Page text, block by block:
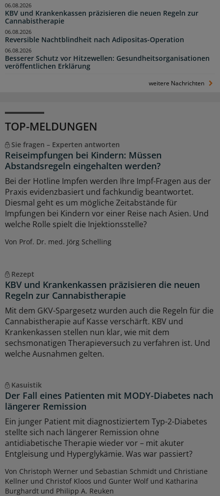
KBV und Krankenkassen präzisieren die neuen Regeln zur
Cannabistherapie
06.08.2026
Reversible Nachtblindheit nach Adipositas-Operation
06.08.2026
Besserer Schutz vor Hitzewellen: Gesundheitsorganisationen
veröffentlichen Erklärung
06.08.2026
weitere Nachrichten
TOP-MELDUNGEN
Sie fragen – Experten antworten
Reiseimpfungen bei Kindern: Müssen
Abstandsregeln eingehalten werden?
Bei der Hotline Impfen werden Ihre Impf-Fragen aus der
Praxis evidenzbasiert und fachkundig beantwortet.
Diesmal geht es um mögliche Zeitabstände für
Impfungen bei Kindern vor einer Reise nach Asien. Und
welche Rolle spielt die Injektionsstelle?
Von Prof. Dr. med. Jörg Schelling
Rezept
KBV und Krankenkassen präzisieren die neuen
Regeln zur Cannabistherapie
Mit dem GKV-Spargesetz wurden auch die Regeln für die
Cannabistherapie auf Kasse verschärft. KBV und
Krankenkassen stellen nun klar, wie mit dem
sechsmonatigen Therapieversuch zu verfahren ist. Und
welche Ausnahmen gelten.
Kasuistik
Der Fall eines Patienten mit MODY-Diabetes nach
längerer Remission
Ein junger Patient mit diagnostiziertem Typ-2-Diabetes
stellte sich nach längerer Remission ohne
antidiabetische Therapie wieder vor – mit akuter
Entgleisung und Hyperglykämie. Was war passiert?
Von Christoph Werner und Sebastian Schmidt und Christiane
Kellner und Christof Kloos und Gunter Wolf und Katharina
Burghardt und Philipp A. Reuken